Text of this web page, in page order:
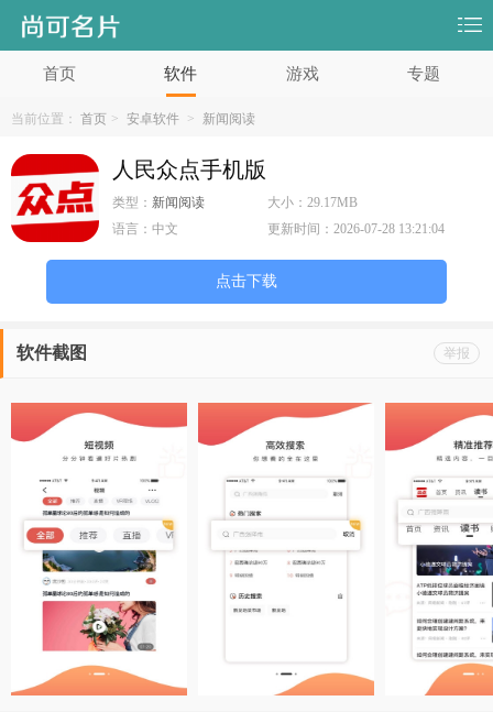
首页 软件 游戏 专题
当前位置： 首页 > 安卓软件 > 新闻阅读
人民众点手机版
类型： 新闻阅读 大小：29.17MB
语言： 中文 更新时间：2026-07-28 13:21:04
点击下载
举报
软件截图